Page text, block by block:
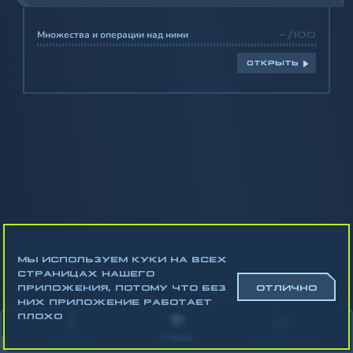
Множества и операции над ними -/100
ОТКРЫТЬ
Математика
Геометрия
МЫ ИСПОЛЬЗУЕМ КУКИ НА ВСЕХ
СТРАНИЦАХ НАШЕГО
ПРИЛОЖЕНИЯ, ПОТОМУ ЧТО БЕЗ
НИХ ПРИЛОЖЕНИЕ РАБОТАЕТ
ПЛОХО
ОТЛИЧНО